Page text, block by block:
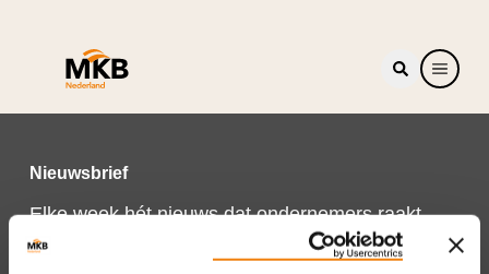
Nieuwsbrief
Elke week hét nieuws dat ondernemers raakt.
Schrijf je nu in voor de MKB-Nederland
nieuwsbrief.